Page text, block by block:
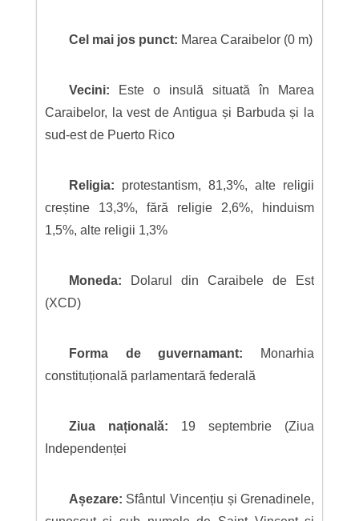
Cel mai jos punct: Marea Caraibelor (0 m)
Vecini:
Este o insulă situată în Marea
Caraibelor, la vest de Antigua și Barbuda și la
sud-est de Puerto Rico
Religia: protestantism, 81,3%, alte religii
creștine 13,3%, fără religie 2,6%, hinduism
1,5%, alte religii 1,3%
Moneda:
Dolarul din Caraibele de Est
(XCD)
Forma de guvernamant:
Monarhia
constituțională parlamentară federală
Ziua națională: 19 septembrie (Ziua
Independenței
Așezare: Sfântul Vincențiu și Grenadinele,